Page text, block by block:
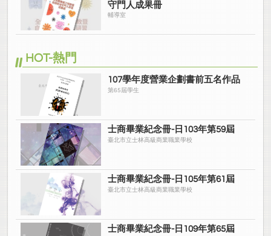
守門人成果冊
輔導室
HOT-熱門
107學年度營業企劃書前五名作品
第65屆學生
士商畢業紀念冊-日103年第59屆
臺北市立士林高級商業職業學校
士商畢業紀念冊-日105年第61屆
臺北市立士林高級商業職業學校
士商畢業紀念冊-日109年第65屆